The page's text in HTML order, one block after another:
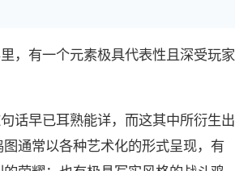
，有一个元素极具代表性且深受玩家
话早已耳熟能详，而这其中所衍生出
通常以各种艺术化的形式呈现，有